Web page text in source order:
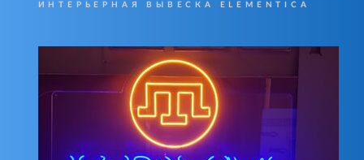
ИНТЕРЬЕРНАЯ ВЫВЕСКА ELEMENTICA